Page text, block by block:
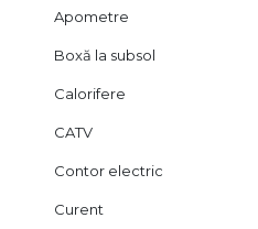
Apometre
Boxă la subsol
Calorifere
CATV
Contor electric
Curent